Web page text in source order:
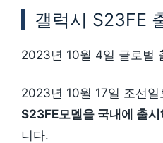
갤럭시 S23FE
2023년 10월 4일 글로벌
2023년 10월 17일 조선
S23FE모델을 국내에 출
니다.